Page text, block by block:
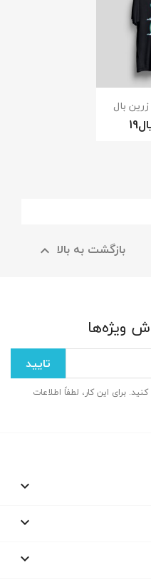
سریع
بال
بازگشت به بالا 
ویژه‌ها
برای این کار، لطفاً اطلاعات


